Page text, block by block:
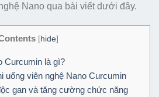
Nano qua bài viết dưới đây.
[hide]
Curcumin là gì?
uống viên nghệ Nano Curcumin
gan và tăng cường chức năng